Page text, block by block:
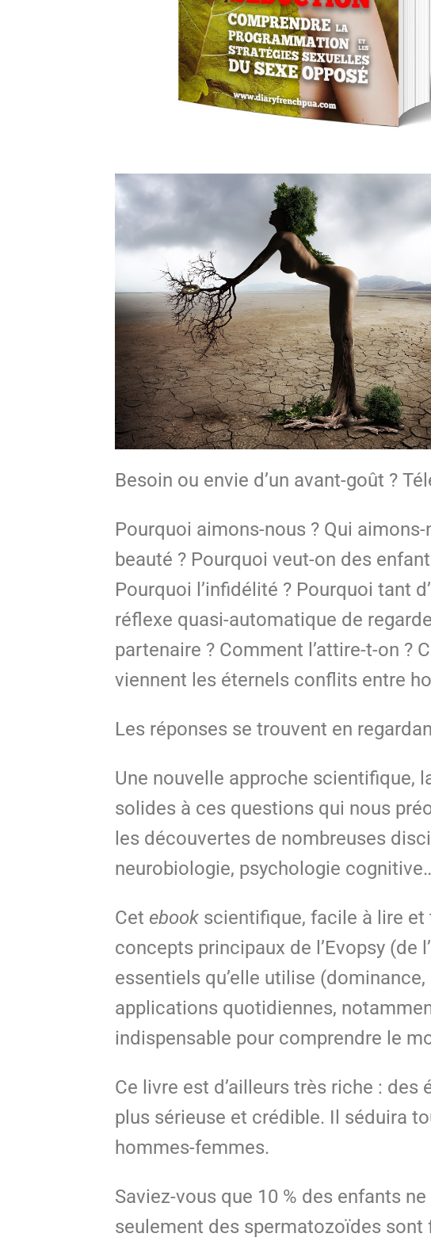
Besoin ou envie d’un avant-goût ?
Pourquoi aimons-nous ? Qui
beauté ? Pourquoi veut-on des
Pourquoi l’infidélité ? Pourquoi tant
réflexe quasi-automatique de
partenaire ? Comment l’attire-t-on ?
viennent les éternels conflits entre
Les réponses se trouvent en
Une nouvelle approche scientifique,
solides à ces questions qui nous
les découvertes de nombreuses
neurobiologie, psychologie
Cet ebookscientifique, facile à lire et
concepts principaux de l’Evopsy
essentiels qu’elle utilise
applications quotidiennes,
indispensable pour comprendre le
Ce livre est d’ailleurs très riche : des
plus sérieuse et crédible. Il séduira
hommes-femmes.
Saviez-vous que 10 % des enfants
seulement des spermatozoïdes